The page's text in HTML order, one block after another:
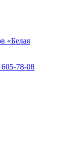
«Белая
78-08